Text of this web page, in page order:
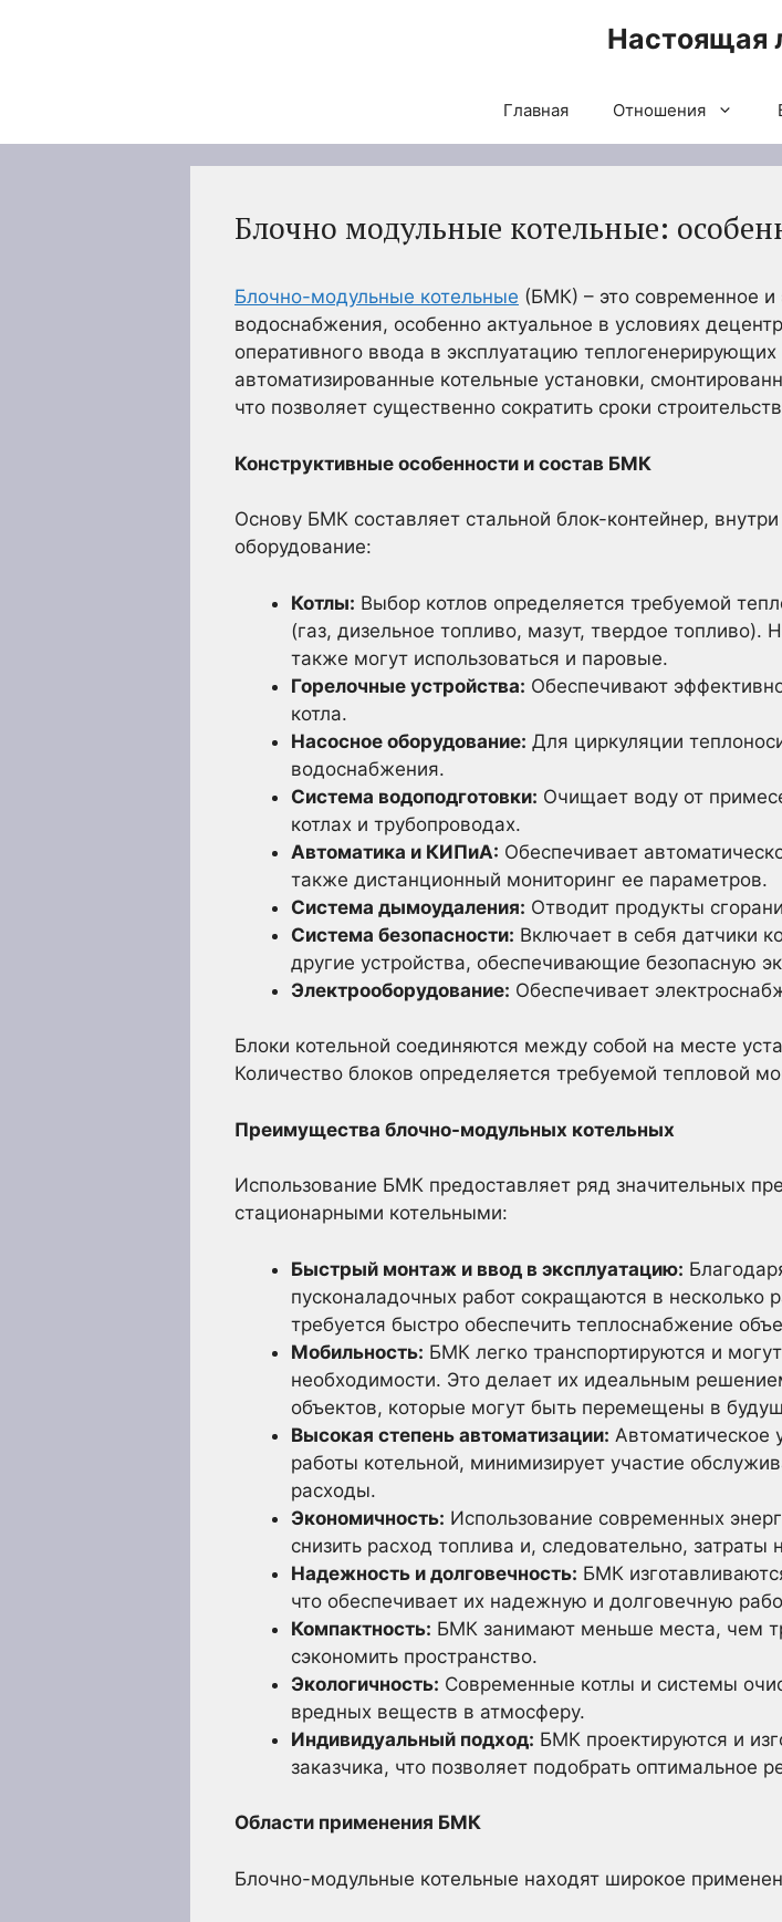
Настоящая
Главная Отношения
Блочно модульные котельные:
Блочно-модульные котельные (БМК) – это современное и
водоснабжения, особенно актуальное в условиях
оперативного ввода в эксплуатацию
автоматизированные котельные установки,
что позволяет существенно сократить сроки
Конструктивные особенности и состав БМК
Основу БМК составляет стальной блок-контейнер,
оборудование:
Котлы: Выбор котлов определяется требуемой
(газ, дизельное топливо, мазут, твердое
также могут использоваться и паровые.
Горелочные устройства: Обеспечивают
котла.
Насосное оборудование: Для циркуляции
водоснабжения.
Система водоподготовки: Очищает воду от
котлах и трубопроводах.
Автоматика и КИПиА: Обеспечивает
также дистанционный мониторинг ее параметров.
Система дымоудаления: Отводит продукты
Система безопасности: Включает в себя датчики
другие устройства, обеспечивающие безопасную
Электрооборудование: Обеспечивает
Блоки котельной соединяются между собой на месте
Количество блоков определяется требуемой тепловой
Преимущества блочно-модульных котельных
Использование БМК предоставляет ряд значительных
стационарными котельными:
Быстрый монтаж и ввод в эксплуатацию:
пусконаладочных работ сокращаются в несколько
требуется быстро обеспечить теплоснабжение
Мобильность: БМК легко транспортируются и
необходимости. Это делает их идеальным
объектов, которые могут быть перемещены в
Высокая степень автоматизации: Автоматическое
работы котельной, минимизирует участие
расходы.
Экономичность: Использование современных
снизить расход топлива и, следовательно,
Надежность и долговечность: БМК
что обеспечивает их надежную и долговечную
Компактность: БМК занимают меньше места, чем
сэкономить пространство.
Экологичность: Современные котлы и системы
вредных веществ в атмосферу.
Индивидуальный подход: БМК проектируются и
заказчика, что позволяет подобрать оптимальное
Области применения БМК
Блочно-модульные котельные находят широкое